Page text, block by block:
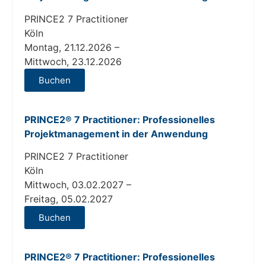
PRINCE2 7 Practitioner
Köln
Montag, 21.12.2026 –
Mittwoch, 23.12.2026
Buchen
PRINCE2® 7 Practitioner: Professionelles
Projektmanagement in der Anwendung
PRINCE2 7 Practitioner
Köln
Mittwoch, 03.02.2027 –
Freitag, 05.02.2027
Buchen
PRINCE2® 7 Practitioner: Professionelles